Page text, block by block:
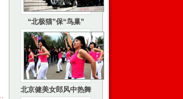
“北极猫”保“鸟巢”
北京健美女郎风中热舞